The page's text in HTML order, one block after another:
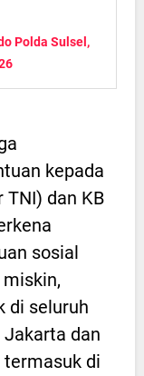
Polda Sulsel,
kepada
TNI) dan KB
sosial
di seluruh
dan
di